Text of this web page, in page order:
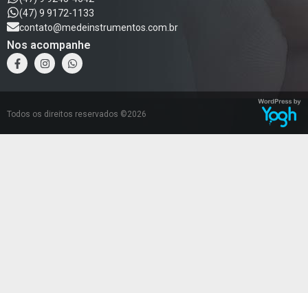
(47) 9 9172-1133
contato@medeinstrumentos.com.br
Nos acompanhe
Todos os direitos reservados ©2026